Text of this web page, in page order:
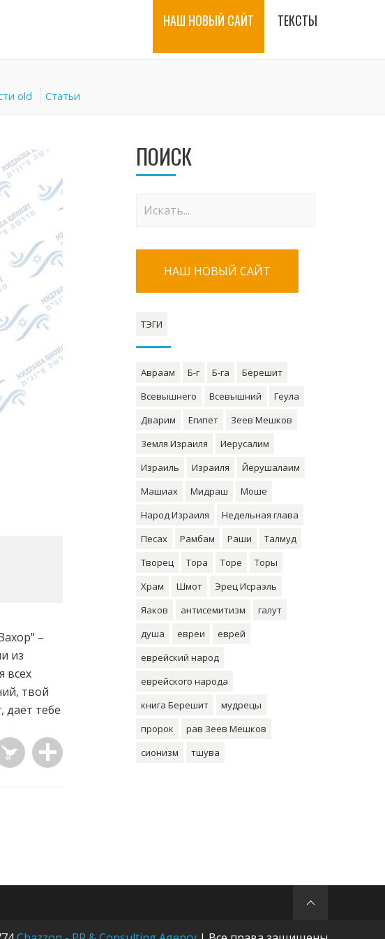
НАШ НОВЫЙ САЙТ ТЕКСТЫ
old Статьи
–
из
всех
твой
даёт тебе
ПОИСК
НАШ НОВЫЙ САЙТ
ТЭГИ
Авраам Б-г Б-га
Берешит
Всевышнего
Всевышний
Геула
Дварим
Египет
Зеев Мешков
Земля Израиля
Иерусалим
Израиль
Израиля
Йерушалаим
Машиах
Мидраш
Моше
Народ Израиля
Недельная глава
Песах
Рамбам Раши
Талмуд
Творец
Тора Торе
Торы
Храм
Шмот
Эрец Исраэль
Яаков
антисемитизм
галут
душа
евреи
еврей
еврейский народ
еврейского народа
книга Берешит
мудрецы
пророк
рав Зеев Мешков
сионизм
тшува